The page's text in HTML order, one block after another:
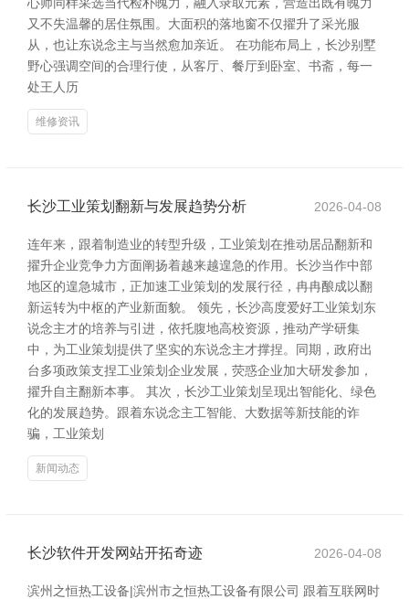
又不失温馨的居住氛围。大面积的落地窗不仅擢升了采光服
从，也让东说念主与当然愈加亲近。 在功能布局上，长沙别墅
野心强调空间的合理行使，从客厅、餐厅到卧室、书斋，每一
处王人历
维修资讯
长沙工业策划翻新与发展趋势分析 2026-04-08
连年来，跟着制造业的转型升级，工业策划在推动居品翻新和
擢升企业竞争力方面阐扬着越来越遑急的作用。长沙当作中部
地区的遑急城市，正加速工业策划的发展行径，冉冉酿成以翻
新运转为中枢的产业新面貌。 领先，长沙高度爱好工业策划东
说念主才的培养与引进，依托腹地高校资源，推动产学研集
中，为工业策划提供了坚实的东说念主才撑捏。同期，政府出
台多项政策支捏工业策划企业发展，荧惑企业加大研发参加，
擢升自主翻新本事。 其次，长沙工业策划呈现出智能化、绿色
化的发展趋势。跟着东说念主工智能、大数据等新技能的诈
骗，工业策划
新闻动态
长沙软件开发网站开拓奇迹 2026-04-08
滨州之恒热工设备|滨州市之恒热工设备有限公司 跟着互联网时